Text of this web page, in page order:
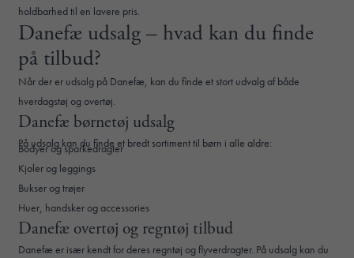
holdbarhed til en lavere pris.
Danefæ udsalg – hvad kan du finde
på tilbud?
Når der er udsalg på Danefæ, kan du finde et stort udvalg af både
hverdagstøj og overtøj.
Danefæ børnetøj udsalg
På udsalg kan du finde et bredt sortiment til børn i alle aldre:
Bodyer og sparkedragter
Kjoler og leggings
Bukser og trøjer
Huer, handsker og accessories
Danefæ overtøj og regntøj tilbud
Danefæ er især kendt for deres regntøj og flyverdragter. På udsalg kan du